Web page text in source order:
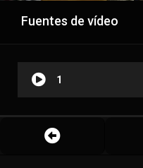
Fuentes de vídeo
1